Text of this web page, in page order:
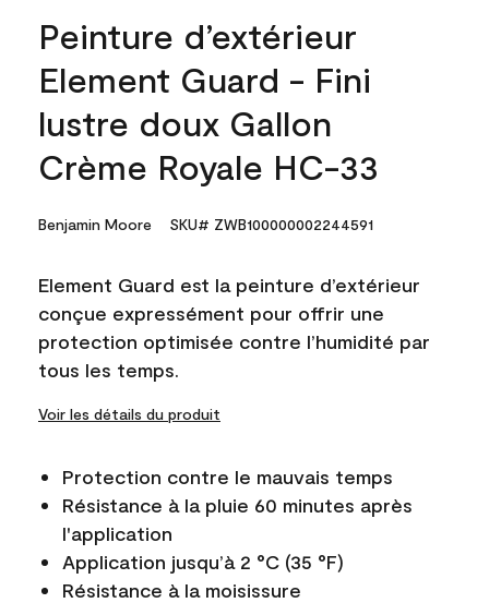
Peinture d’extérieur
Element Guard - Fini
lustre doux Gallon
Crème Royale HC-33
Benjamin Moore SKU# ZWB100000002244591
Element Guard est la peinture d’extérieur
conçue expressément pour offrir une
protection optimisée contre l’humidité par
tous les temps.
Voir les détails du produit
Protection contre le mauvais temps
Résistance à la pluie 60 minutes après
l'application
Application jusqu’à 2 °C (35 °F)
Résistance à la moisissure